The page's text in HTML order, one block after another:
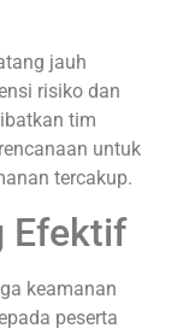
jauh
risiko dan
tim
untuk
tercakup.
Efektif
keamanan
peserta